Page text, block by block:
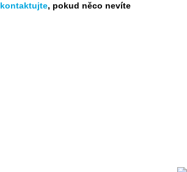
kontaktujte, pokud něco nevíte